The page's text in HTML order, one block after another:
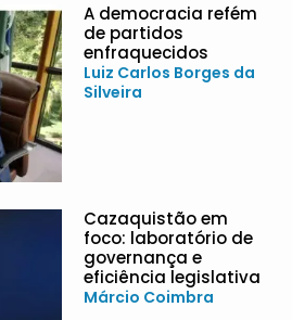
A democracia refém
de partidos
enfraquecidos
Luiz Carlos Borges da
Silveira
Cazaquistão em
foco: laboratório de
governança e
eficiência legislativa
Márcio Coimbra